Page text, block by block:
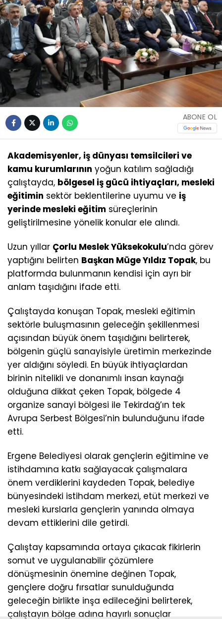
ABONE OL
Akademisyenler, iş dünyası temsilcileri ve
kamu kurumlarının yoğun katılım sağladığı
çalıştayda, bölgesel iş gücü ihtiyaçları, mesleki
eğitimin sektör beklentilerine uyumu ve iş
yerinde mesleki eğitim süreçlerinin
geliştirilmesine yönelik konular ele alındı.
Uzun yıllar Çorlu Meslek Yüksekokulu’nda görev
yaptığını belirten Başkan Müge Yıldız Topak, bu
platformda bulunmanın kendisi için ayrı bir
anlam taşıdığını ifade etti.
Çalıştayda konuşan Topak, mesleki eğitimin
sektörle buluşmasının geleceğin şekillenmesi
açısından büyük önem taşıdığını belirterek,
bölgenin güçlü sanayisiyle üretimin merkezinde
yer aldığını söyledi. En büyük ihtiyaçlardan
birinin nitelikli ve donanımlı insan kaynağı
olduğuna dikkat çeken Topak, bölgede 4
organize sanayi bölgesi ile Tekirdağ’ın tek
Avrupa Serbest Bölgesi’nin bulunduğunu ifade
etti.
Ergene Belediyesi olarak gençlerin eğitimine ve
istihdamına katkı sağlayacak çalışmalara
önem verdiklerini kaydeden Topak, belediye
bünyesindeki istihdam merkezi, etüt merkezi ve
mesleki kurslarla gençlerin yanında olmaya
devam ettiklerini dile getirdi.
Çalıştay kapsamında ortaya çıkacak fikirlerin
somut ve uygulanabilir çözümlere
dönüşmesinin önemine değinen Topak,
gençlere doğru fırsatlar sunulduğunda
geleceğin birlikte inşa edileceğini belirterek,
çalıştayın bölge adına hayırlı sonuçlar